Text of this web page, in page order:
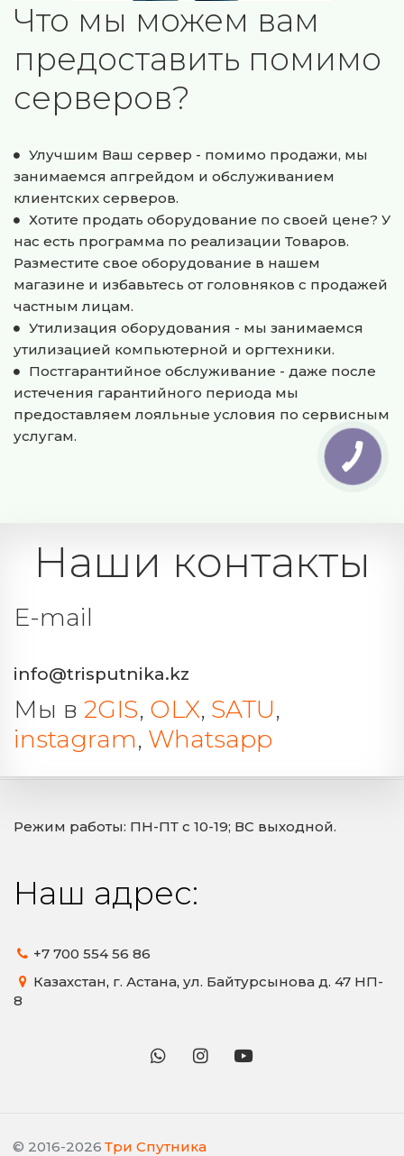
Что мы можем вам
предоставить помимо
серверов?
Улучшим Ваш сервер - помимо продажи, мы
занимаемся апгрейдом и обслуживанием
клиентских серверов.
Хотите продать оборудование по своей цене? У
нас есть программа по реализации Товаров.
Разместите свое оборудование в нашем
магазине и избавьтесь от головняков с продажей
частным лицам.
Утилизация оборудования - мы занимаемся
утилизацией компьютерной и оргтехники.
Постгарантийное обслуживание - даже после
истечения гарантийного периода мы
предоставляем лояльные условия по сервисным
услугам.
Наши контакты
E-mail
info@trisputnika.kz
Мы в 2GIS, OLX, SATU
instagram, Whatsapp
Режим работы: ПН-ПТ с 10-19; ВС выходной.
Наш адрес:
+7 700 554 56 86
Казахстан, г. Астана, ул. Байтурсынова д. 47 НП-
8
© 2016-2026 Три Спутника